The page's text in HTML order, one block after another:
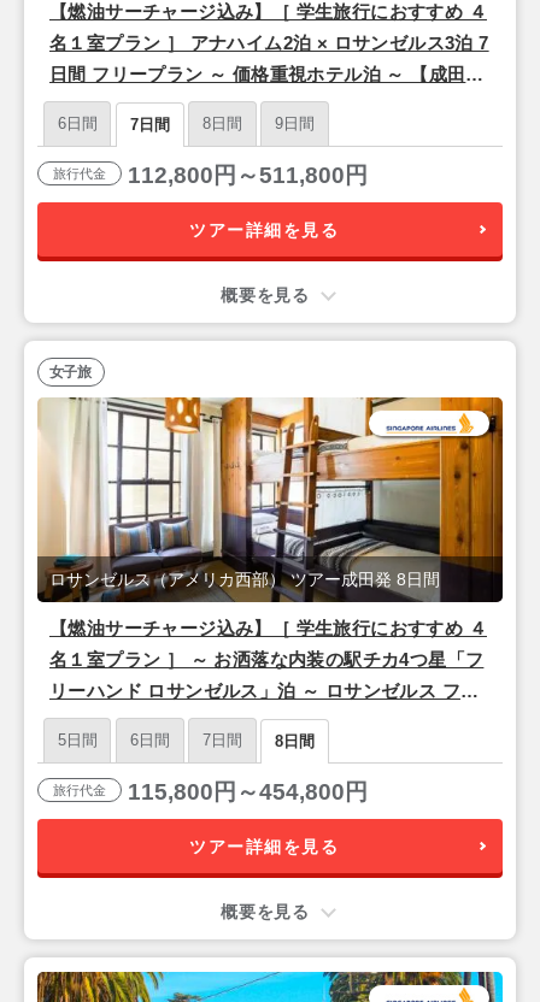
【燃油サーチャージ込み】［ 学生旅行におすすめ ４
名１室プラン ］ アナハイム2泊 × ロサンゼルス3泊 7
日間 フリープラン ～ 価格重視ホテル泊 ～ 【成田発
／シンガポール航空利用】
6日間 7日間 8日間 9日間
旅行代金 112,800円～511,800円
ツアー詳細を見る
概要を見る
【燃油サーチャージ込み】［ 学生旅行におすすめ ４
名１室プラン ］ ～ お洒落な内装の駅チカ4つ星「フ
リーハンド ロサンゼルス」泊 ～ ロサンゼルス フリ
ープラン 6泊8日間 【成田発／シンガポール航空利
用】
ロサンゼルス（アメリカ西部） ツアー成田発 8日間
女子旅
5日間 6日間 7日間 8日間
旅行代金 115,800円～454,800円
ツアー詳細を見る
概要を見る